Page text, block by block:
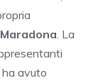
Maradona . La
ha avuto